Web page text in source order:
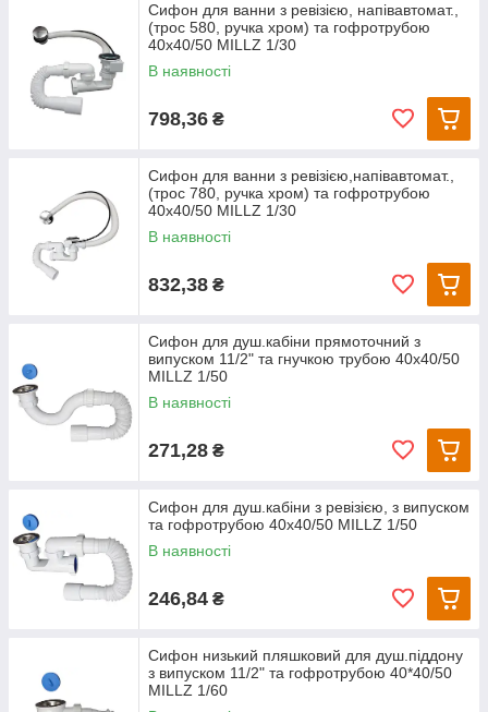
Сифон для ванни з ревізією, напівавтомат.,
(трос 580, ручка хром) та гофротрубою
40х40/50 MILLZ 1/30
В наявності
798,36 ₴
Сифон для ванни з ревізією,напівавтомат.,
(трос 780, ручка хром) та гофротрубою
40х40/50 MILLZ 1/30
В наявності
832,38 ₴
Сифон для душ.кабіни прямоточний з
випуском 11/2" та гнучкою трубою 40х40/50
MILLZ 1/50
В наявності
271,28 ₴
Сифон для душ.кабіни з ревізією, з випуском
та гофротрубою 40х40/50 MILLZ 1/50
В наявності
246,84 ₴
Сифон низький пляшковий для душ.піддону
з випуском 11/2" та гофротрубою 40*40/50
MILLZ 1/60